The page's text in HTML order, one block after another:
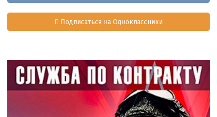
Подписаться на Одноклассники